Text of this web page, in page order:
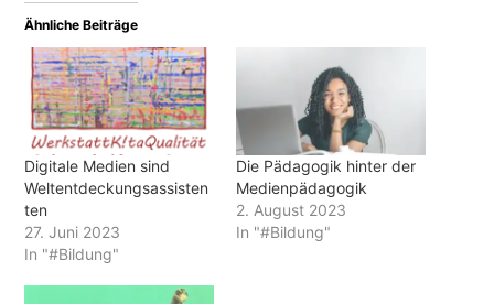
Ähnliche Beiträge
Digitale Medien sind
Weltentdeckungsassisten
ten
27. Juni 2023
In "#Bildung"
Die Pädagogik hinter der
Medienpädagogik
2. August 2023
In "#Bildung"